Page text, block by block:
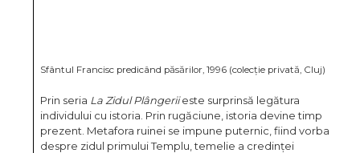
Sfântul Francisc predicând păsărilor, 1996 (colecție privată, Cluj)
Prin seria La Zidul Plângeriieste surprinsă legătura
individului cu istoria. Prin rugăciune, istoria devine timp
prezent. Metafora ruinei se impune puternic, fiind vorba
despre zidul primului Templu, temelie a credinței